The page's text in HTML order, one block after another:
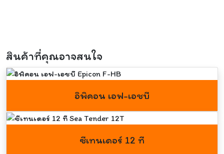
สินค้าที่คุณอาจสนใจ
อิพิคอน เอฟ-เอชบี
ซีเทนเดอร์ 12 ที